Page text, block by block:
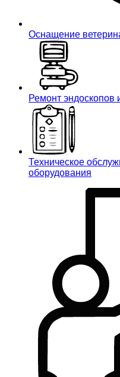
Оснащение
Ремонт эндоскопов
Техническое
оборудования